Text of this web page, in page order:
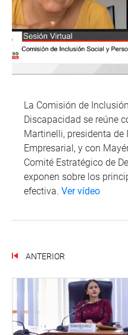
La Comisión de
Discapacidad se reúne
Martinelli, presidenta de
Empresarial, y con
Comité Estratégico de
exponen sobre los
efectiva. Ver vídeo
ANTERIOR